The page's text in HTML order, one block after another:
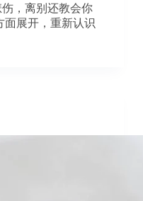
，离别还教会你
面展开，重新认识